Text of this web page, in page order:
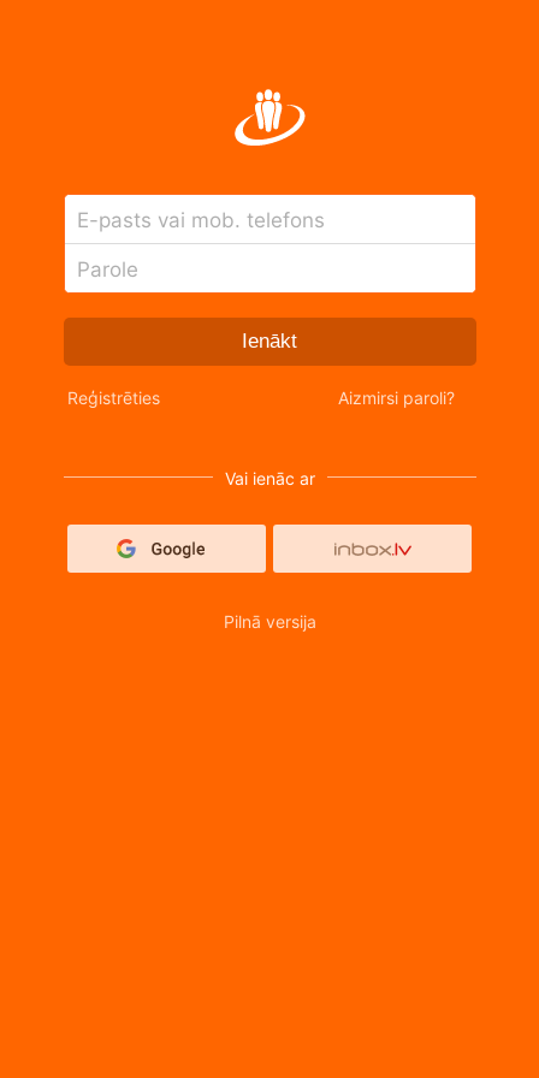
E-pasts vai mob. telefons
Parole
Ienākt
Reģistrēties Aizmirsi paroli?
Vai ienāc ar
Pilnā versija